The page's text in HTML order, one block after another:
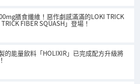
膳食纖維！惡作劇感滿滿的LOKI TRICK
FIBER SQUASH」登場！
的能量飲料「HOLIXIR」已完成配方升級將